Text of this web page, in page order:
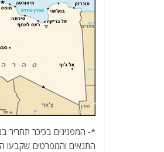
התנאים והמפרטים שקבעו